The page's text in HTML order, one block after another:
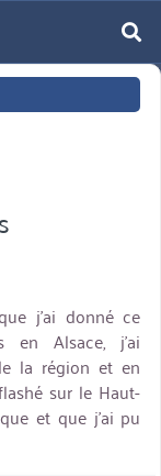
j’ai donné ce
en Alsace, j’ai
la région et en
sur le Haut-
et que j’ai pu